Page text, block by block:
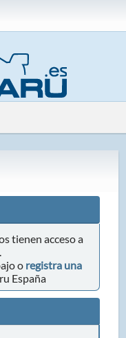
tienen acceso a
o registra una
España